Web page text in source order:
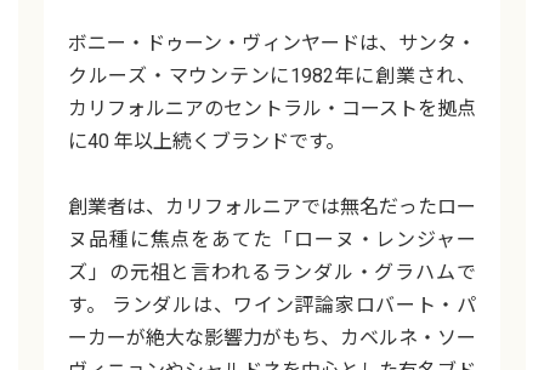
ボニー・ドゥーン・ヴィンヤードは、サンタ・
クルーズ・マウンテンに1982年に創業され、
カリフォルニアのセントラル・コーストを拠点
に40 年以上続くブランドです。
創業者は、カリフォルニアでは無名だったロー
ヌ品種に焦点をあてた「ローヌ・レンジャー
ズ」の元祖と言われるランダル・グラハムで
す。 ランダルは、ワイン評論家ロバート・パ
ーカーが絶大な影響力がもち、カベルネ・ソー